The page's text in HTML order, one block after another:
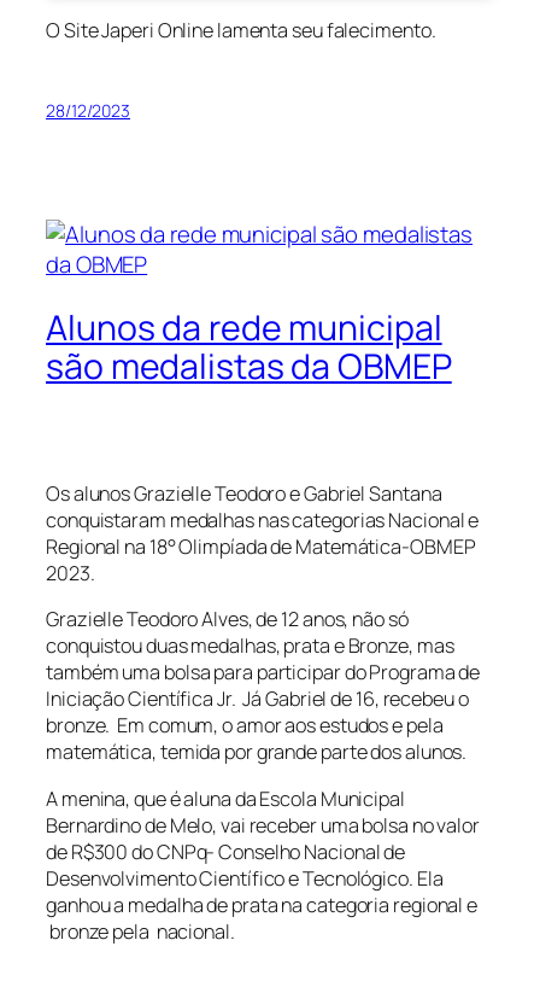
O Site Japeri Online lamenta seu falecimento.
28/12/2023
Alunos da rede municipal
são medalistas da OBMEP
Os alunos Grazielle Teodoro e Gabriel Santana
conquistaram medalhas nas categorias Nacional e
Regional na 18° Olimpíada de Matemática-OBMEP
2023.
Grazielle Teodoro Alves, de 12 anos, não só
conquistou duas medalhas, prata e Bronze, mas
também uma bolsa para participar do Programa de
Iniciação Científica Jr. Já Gabriel de 16, recebeu o
bronze. Em comum, o amor aos estudos e pela
matemática, temida por grande parte dos alunos.
A menina, que é aluna da Escola Municipal
Bernardino de Melo, vai receber uma bolsa no valor
de R$300 do CNPq- Conselho Nacional de
Desenvolvimento Científico e Tecnológico. Ela
ganhou a medalha de prata na categoria regional e
bronze pela nacional.